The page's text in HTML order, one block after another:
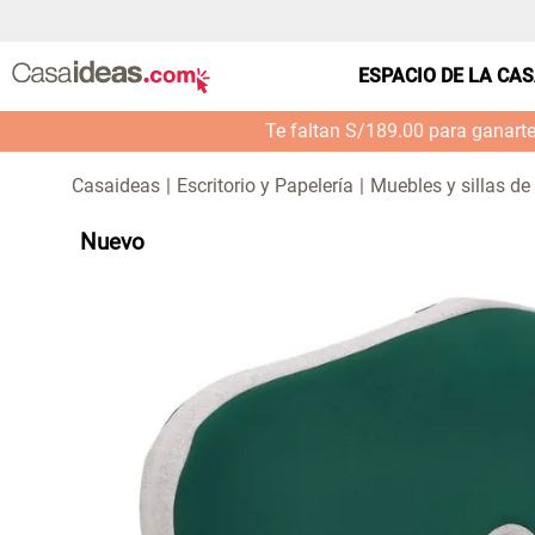
ESPACIO DE LA
Te faltan S/189.00 para
Escritorio y Papelería Muebles y sillas
Nuevo